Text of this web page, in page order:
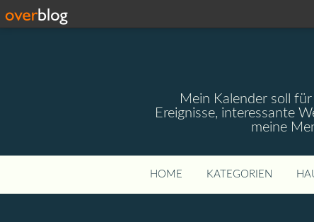
Mein Kalender soll
Ereignisse, interessante
meine
HOME KATEGORIEN